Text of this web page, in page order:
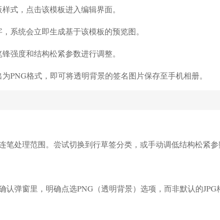
式，点击该模板进入编辑界面。
系统会立即生成基于该模板的预览图。
强度和结构松紧参数进行调整。
PNG格式，即可将透明背景的签名图片保存至手机相册。
处理范围。尝试切换到行草签分类，或手动调低结构松紧参
弹窗里，明确点选PNG（透明背景）选项，而非默认的JPG